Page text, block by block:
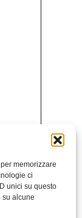
memorizzare
ci
unici su questo
su alcune